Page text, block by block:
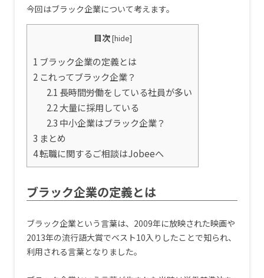
今回はブラック企業について考えます。
目次[hide]
1 ブラック企業の定義とは
2 これってブラック企業？
2.1 長時間労働をしている社員が多い
2.2大量に採用している
2.3 中小企業はブラック企業？
3 まとめ
4転職に関するご相談はJobeeへ
ブラック企業の定義とは
ブラック企業という言葉は、2009年に放映された映画や
2013年の流行語大賞でベスト10入りしたことで知られ、
利用される言葉となりました。